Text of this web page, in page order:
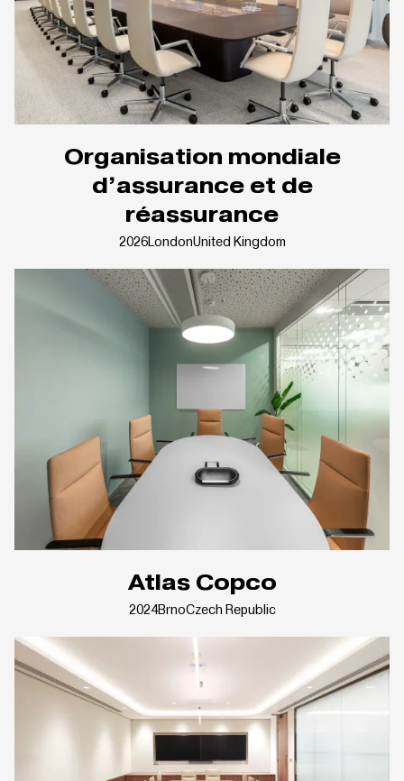
Organisation mondiale
d’assurance et de
réassurance
2026LondonUnited Kingdom
Atlas Copco
2024BrnoCzech Republic